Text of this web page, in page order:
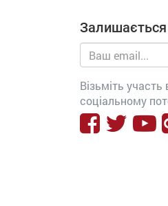
Візьміть
соціальному